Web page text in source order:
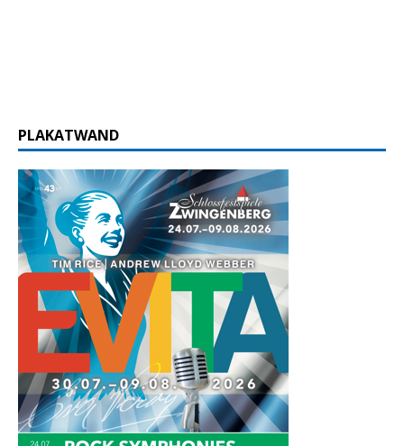
PLAKATWAND